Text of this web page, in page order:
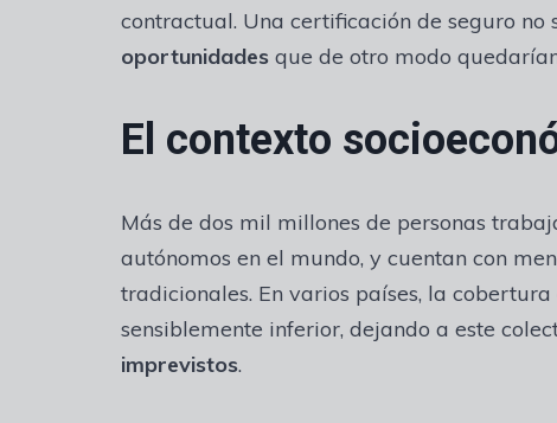
contractual. Una certificación de seguro no
oportunidades que de otro modo
El contexto
Más de dos mil millones de personas
autónomos en el mundo, y cuentan con
tradicionales. En varios países, la
sensiblemente inferior, dejando a este
imprevistos.